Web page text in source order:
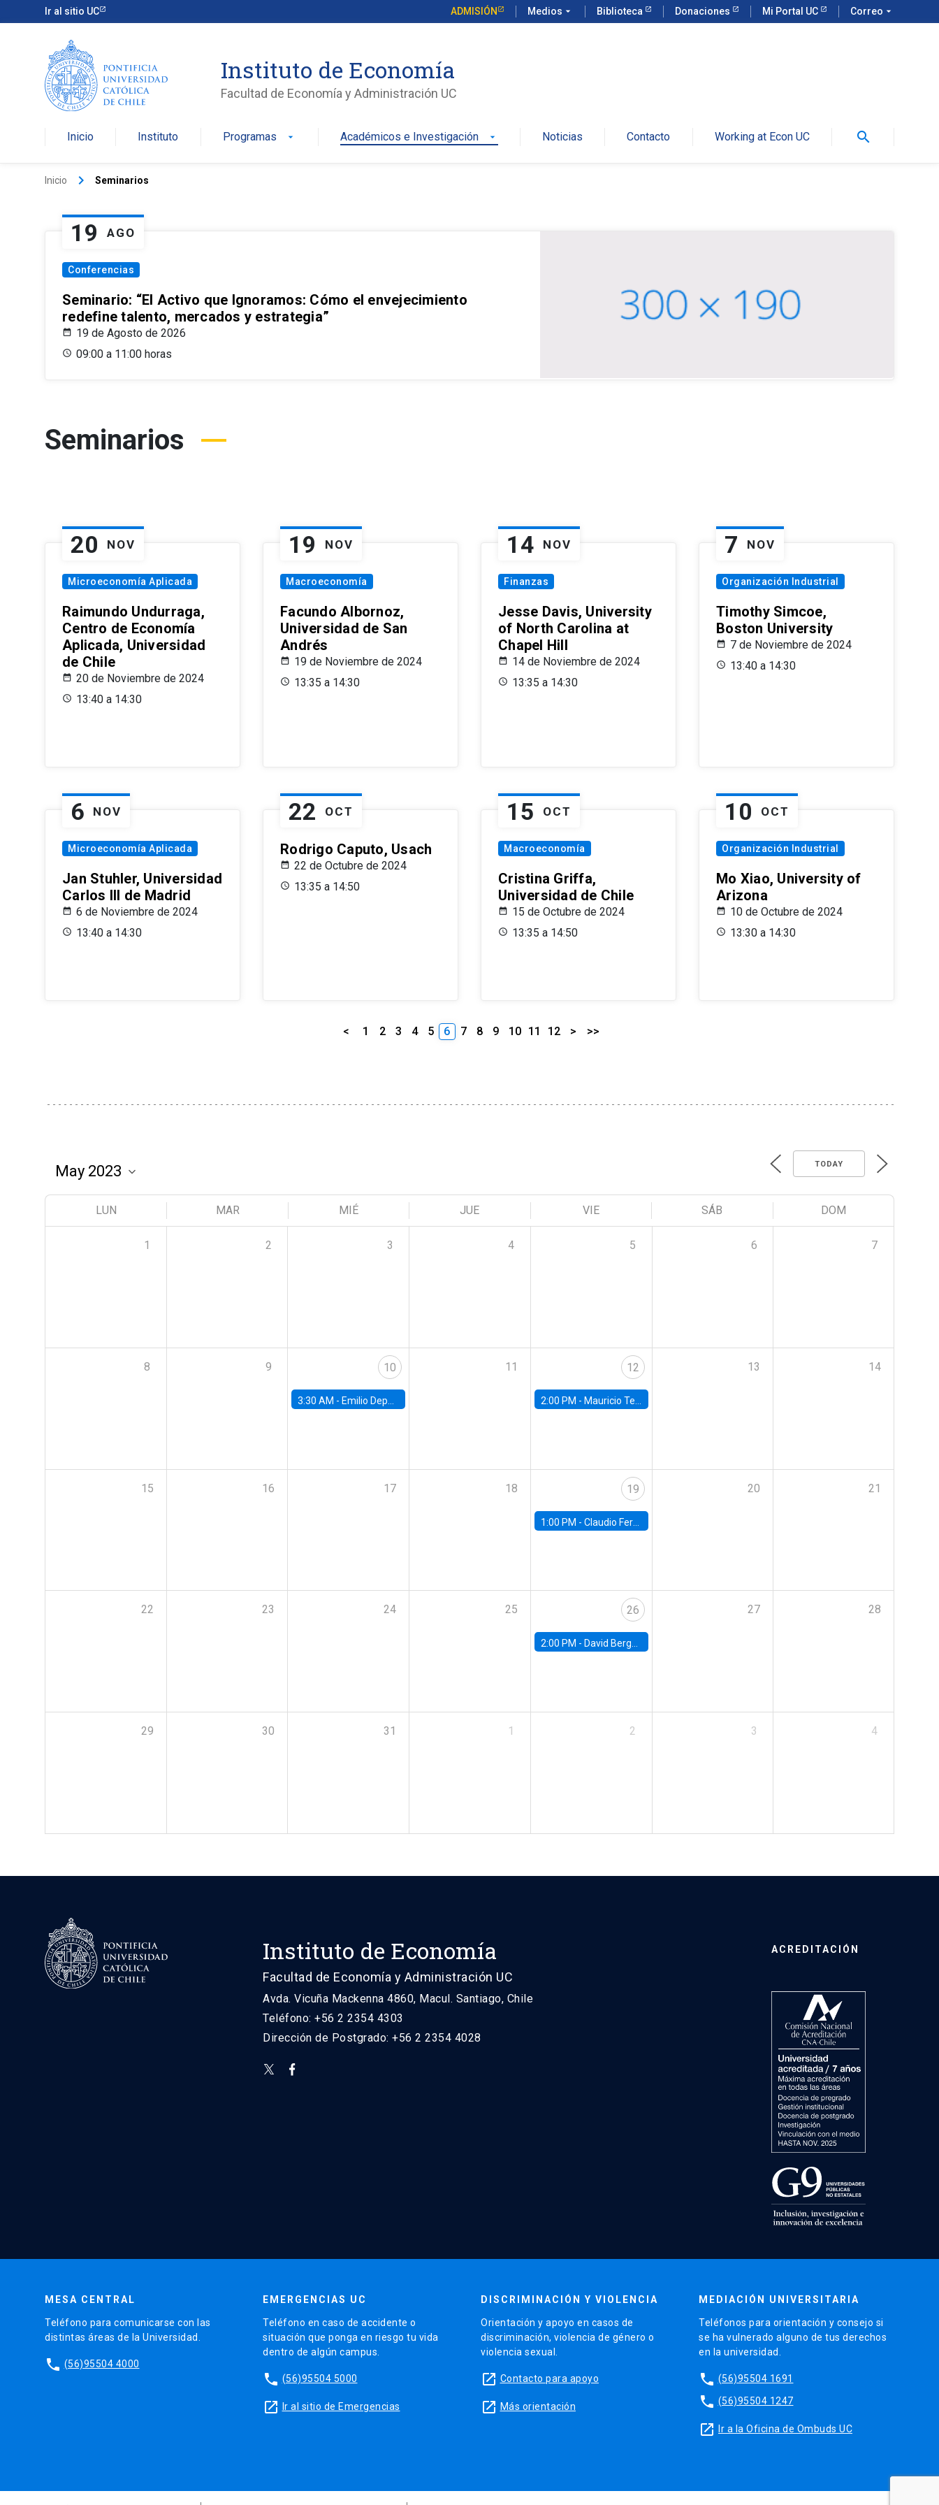
Ir al sitio UC ADMISIÓN Medios arrow_drop_down Biblioteca Donaciones Mi Portal UC Correo arrow_drop_down
Instituto de Economía
Facultad de Economía y Administración UC
Inicio Instituto Programas arrow_drop_down Académicos e Investigación arrow_drop_down Noticias Contacto Working at Econ UC search
Inicio keyboard_arrow_right Seminarios
19 AGO
Conferencias
Seminario: “El Activo que Ignoramos: Cómo el envejecimiento
redefine talento, mercados y estrategia”
19 de Agosto de 2026
09:00 a 11:00 horas
Seminarios
20 NOV
Microeconomía Aplicada
Raimundo Undurraga,
Centro de Economía
Aplicada, Universidad
de Chile
20 de Noviembre de 2024
13:40 a 14:30
19 NOV
Macroeconomía
Facundo Albornoz,
Universidad de San
Andrés
19 de Noviembre de 2024
13:35 a 14:30
14 NOV
Finanzas
Jesse Davis, University
of North Carolina at
Chapel Hill
14 de Noviembre de 2024
13:35 a 14:30
7 NOV
Organización Industrial
Timothy Simcoe,
Boston University
7 de Noviembre de 2024
13:40 a 14:30
6 NOV
Microeconomía Aplicada
Jan Stuhler, Universidad
Carlos III de Madrid
6 de Noviembre de 2024
13:40 a 14:30
22 OCT
Rodrigo Caputo, Usach
22 de Octubre de 2024
13:35 a 14:50
15 OCT
Macroeconomía
Cristina Griffa,
Universidad de Chile
15 de Octubre de 2024
13:35 a 14:50
10 OCT
Organización Industrial
Mo Xiao, University of
Arizona
10 de Octubre de 2024
13:30 a 14:30
< 1 2 3 4 5 6 7 8 9 10 11 12 > >>
TODAY
LUN MAR MIÉ JUE VIE SÁB DOM
1 2 3 4 5 6 7
8 9 10
3:30 AM - Emilio Depetris-Chauvín, Universidad Católica
11 12
2:00 PM - Mauricio Tejada, UDP
13 14
15 16 17 18 19
1:00 PM - Claudio Ferraz, British Columbia
20 21
22 23 24 25 26
2:00 PM - David Berger, Duke
27 28
29 30 31 1 2 3 4
Instituto de Economía
Facultad de Economía y Administración UC
Avda. Vicuña Mackenna 4860, Macul. Santiago, Chile
Teléfono: +56 2 2354 4303
Dirección de Postgrado: +56 2 2354 4028
ACREDITACIÓN
MESA CENTRAL
Teléfono para comunicarse con las
distintas áreas de la Universidad.
phone (56)95504 4000
EMERGENCIAS UC
Teléfono en caso de accidente o
situación que ponga en riesgo tu vida
dentro de algún campus.
phone (56)95504 5000
launch Ir al sitio de Emergencias
DISCRIMINACIÓN Y VIOLENCIA
Orientación y apoyo en casos de
discriminación, violencia de género o
violencia sexual.
launch Contacto para apoyo
launch Más orientación
MEDIACIÓN UNIVERSITARIA
Teléfonos para orientación y consejo si
se ha vulnerado alguno de tus derechos
en la universidad.
phone (56)95504 1691
phone (56)95504 1247
launch Ir a la Oficina de Ombuds UC